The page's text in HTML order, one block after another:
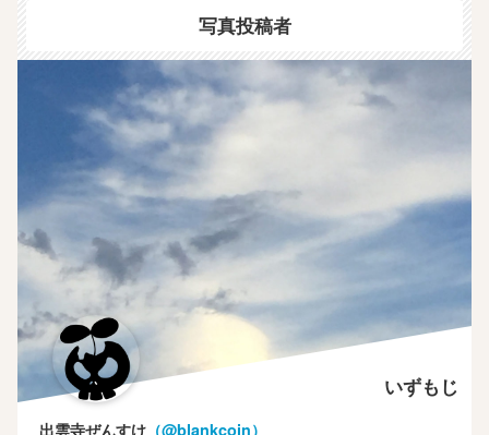
写真投稿者
いずもじ
出雲寺ぜんすけ （‎@blankcoin）